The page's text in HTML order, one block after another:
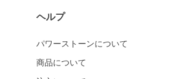
ヘルプ
パワーストーンについて
商品について